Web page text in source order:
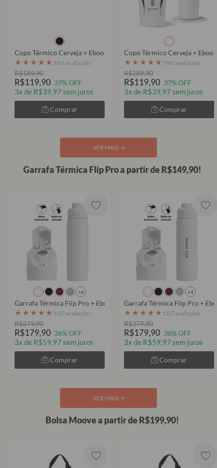
Copo Térmico Cerveja + Ebook - Flamengo - Uniforme 1 2026
★ ★ ★ ★ ★ 7961 avaliações
R$189,90
R$119,90 37% OFF
3x de R$39,97 sem juros
Comprar
Copo Térmico Cerveja +
★ ★ ★ ★ ★ 7961 avaliações
R$189,90
R$119,90 37% OFF
3x de R$39,97 sem juros
Comprar
VER MAIS →
Garrafa Térmica Flip Pro a partir de R$149,90!
+6
Garrafa Térmica Flip Pro + Ebook - Clear
★ ★ ★ ★ ★ 1157 avaliações
R$279,90
R$179,90 36% OFF
3x de R$59,97 sem juros
Comprar
+4
Garrafa Térmica Flip Pro +
★ ★ ★ ★ ★ 1157 avaliações
R$279,90
R$179,90 36% OFF
3x de R$59,97 sem juros
Comprar
VER MAIS →
Bolsa Moove a partir de R$199,90!